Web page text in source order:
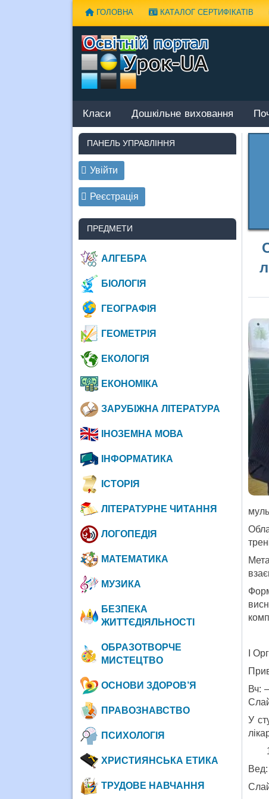
ГОЛОВНА КАТАЛОГ СЕРТИФІКАТІВ
Класи Дошкільне виховання
I
Вч:
У
ПАНЕЛЬ УПРАВЛІННЯ
Увійти
Реєстрація
ПРЕДМЕТИ
АЛГЕБРА
БІОЛОГІЯ
ГЕОГРАФІЯ
ГЕОМЕТРІЯ
ЕКОЛОГІЯ
ЕКОНОМІКА
ЗАРУБІЖНА ЛІТЕРАТУРА
ІНОЗЕМНА МОВА
ІНФОРМАТИКА
ІСТОРІЯ
ЛІТЕРАТУРНЕ ЧИТАННЯ
ЛОГОПЕДІЯ
МАТЕМАТИКА
МУЗИКА
БЕЗПЕКА
ЖИТТЄДІЯЛЬНОСТІ
ОБРАЗОТВОРЧЕ
МИСТЕЦТВО
ОСНОВИ ЗДОРОВ’Я
ПРАВОЗНАВСТВО
ПСИХОЛОГІЯ
ХРИСТИЯНСЬКА ЕТИКА
ТРУДОВЕ НАВЧАННЯ